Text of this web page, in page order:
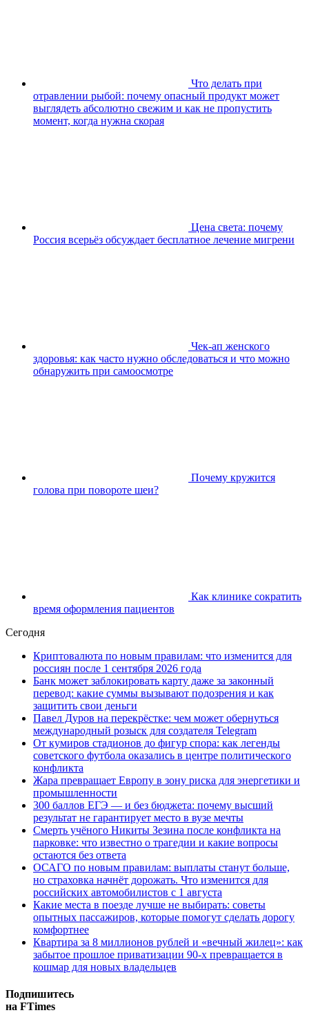
Что делать при
отравлении рыбой: почему опасный продукт может
выглядеть абсолютно свежим и как не пропустить
момент, когда нужна скорая
Цена света: почему
Россия всерьёз обсуждает бесплатное лечение мигрени
Чек-ап женского
здоровья: как часто нужно обследоваться и что можно
обнаружить при самоосмотре
Почему кружится
голова при повороте шеи?
Как клинике сократить
время оформления пациентов
Сегодня
Криптовалюта по новым правилам: что изменится для
россиян после 1 сентября 2026 года
Банк может заблокировать карту даже за законный
перевод: какие суммы вызывают подозрения и как
защитить свои деньги
Павел Дуров на перекрёстке: чем может обернуться
международный розыск для создателя Telegram
От кумиров стадионов до фигур спора: как легенды
советского футбола оказались в центре политического
конфликта
Жара превращает Европу в зону риска для энергетики и
промышленности
300 баллов ЕГЭ — и без бюджета: почему высший
результат не гарантирует место в вузе мечты
Смерть учёного Никиты Зезина после конфликта на
парковке: что известно о трагедии и какие вопросы
остаются без ответа
ОСАГО по новым правилам: выплаты станут больше,
но страховка начнёт дорожать. Что изменится для
российских автомобилистов с 1 августа
Какие места в поезде лучше не выбирать: советы
опытных пассажиров, которые помогут сделать дорогу
комфортнее
Квартира за 8 миллионов рублей и «вечный жилец»: как
забытое прошлое приватизации 90-х превращается в
кошмар для новых владельцев
Подпишитесь
на FTimes